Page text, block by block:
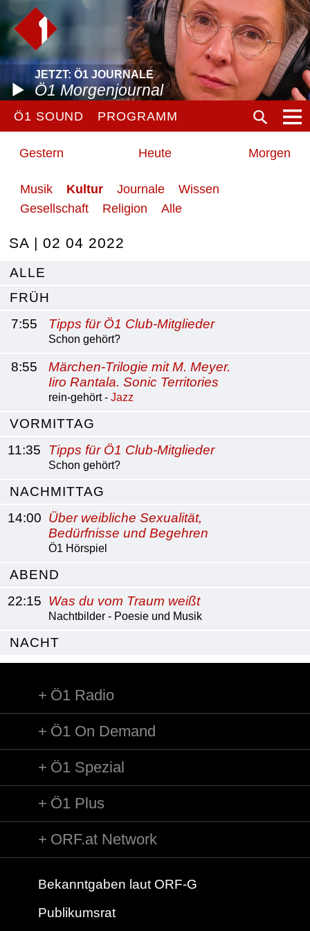
JETZT: Ö1 JOURNALE
Ö1 Morgenjournal
Ö1 SOUND PROGRAMM
Gestern Heute Morgen
Musik Kultur Journale
Wissen
Gesellschaft
Religion Alle
SA | 02 04 2022
ALLE
FRÜH
7:55
Tipps für Ö1 Club-Mitglieder
Schon gehört?
8:55
Märchen-Trilogie mit M. Meyer.
Iiro Rantala. Sonic Territories
rein-gehört - Jazz
VORMITTAG
11:35
Tipps für Ö1 Club-Mitglieder
Schon gehört?
NACHMITTAG
14:00 Über weibliche Sexualität,
Bedürfnisse und Begehren
Ö1 Hörspiel
ABEND
22:15 Was du vom Traum weißt
Nachtbilder - Poesie und Musik
NACHT
Ö1 Radio
Ö1 On Demand
Ö1 Spezial
Ö1 Plus
ORF.at Network
Bekanntgaben laut ORF-G
Publikumsrat